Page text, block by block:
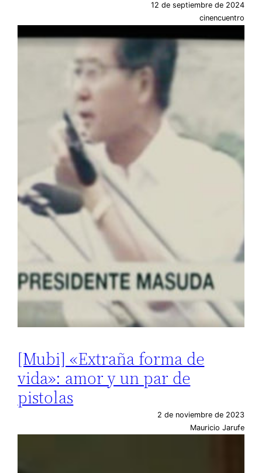
12 de septiembre de 2024
cinencuentro
[Mubi] «Extraña forma de
vida»: amor y un par de
pistolas
2 de noviembre de 2023
Mauricio Jarufe